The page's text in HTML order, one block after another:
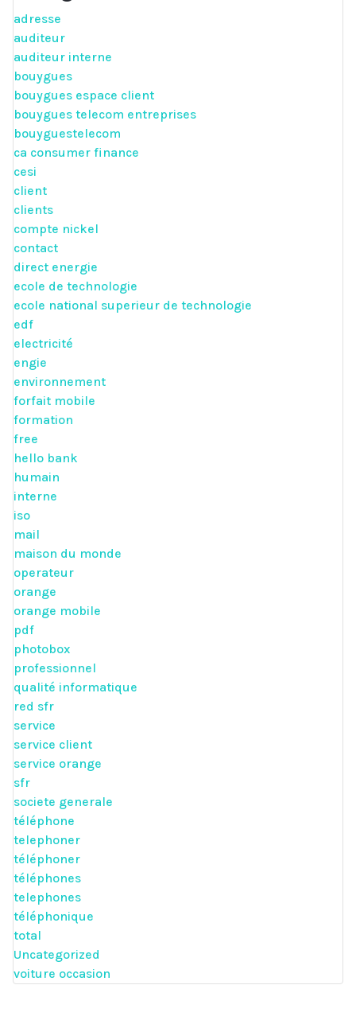
adresse
auditeur
auditeur interne
bouygues
bouygues espace client
bouygues telecom entreprises
bouyguestelecom
ca consumer finance
cesi
client
clients
compte nickel
contact
direct energie
ecole de technologie
ecole national superieur de technologie
edf
electricité
engie
environnement
forfait mobile
formation
free
hello bank
humain
interne
iso
mail
maison du monde
operateur
orange
orange mobile
pdf
photobox
professionnel
qualité informatique
red sfr
service
service client
service orange
sfr
societe generale
téléphone
telephoner
téléphoner
téléphones
telephones
téléphonique
total
Uncategorized
voiture occasion